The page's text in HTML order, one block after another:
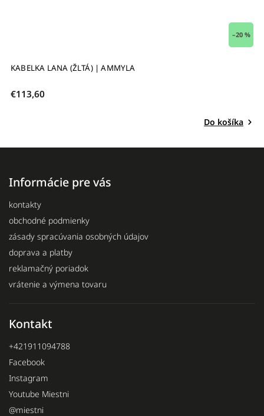
–20 %
KABELKA LANA (ŽLTÁ) | AMMYLA
€113,60
Do košíka
Informácie pre vás
kontakty
obchodné podmienky
zásady spracúvania osobných údajov
doprava a platby
reklamačný poriadok
vrátenie a výmena tovaru
Kontakt
+421911094788
Facebook
Instagram
Youtube Miestni
@miestni